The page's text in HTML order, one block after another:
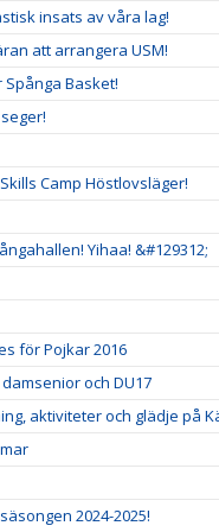
insats av våra lag!
att arrangera USM!
Basket!
Camp Höstlovsläger!
Yihaa! &#129312;
för Pojkar 2016
och DU17
aktiviteter och glädje på
2024-2025!